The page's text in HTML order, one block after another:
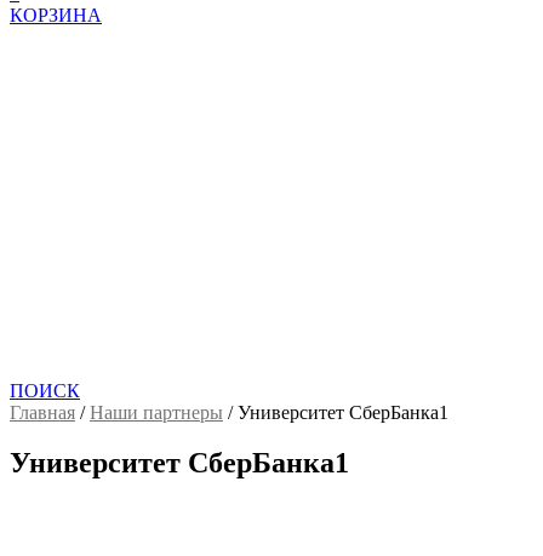
КОРЗИНА
ПОИСК
Главная /Наши партнеры /Университет СберБанка1
Университет СберБанка1